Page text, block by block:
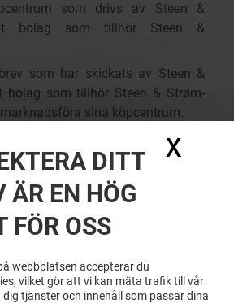
som drivs av Steen &
bolag som tillhör Steen &
har skickats av Steen &
bolag som tillhör Steen & Strøm-
sina köpcentrum.
inkluderar även all reproduktion
och/eller spridning av din
på Bilden/Bilderna.
lämnas över hela världen och
användas av alla bolag som
DITT
ÄR EN HÖG
FÖR OSS
webbplatsen accepterar du
vilket gör att vi kan mäta trafik till vår
tjänster och innehåll som passar dina
X